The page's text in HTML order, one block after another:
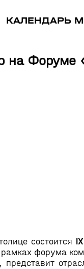
КАЛЕНДАРЬ
Форуме
состоится
форума